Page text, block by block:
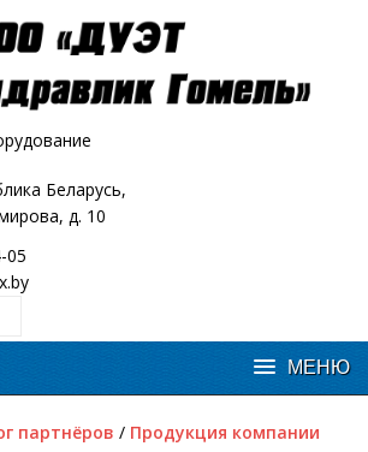
Беларусь,
д. 10
05
партнёров / Продукция компании